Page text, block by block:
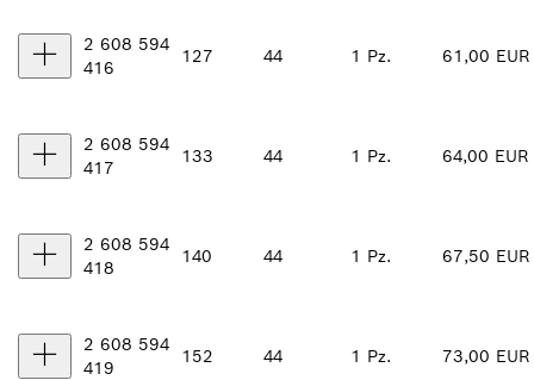
2 608 594
416
127 44 1 Pz. 61,00 EUR
2 608 594
417
133 44 1 Pz. 64,00 EUR
2 608 594
418
140 44 1 Pz. 67,50 EUR
2 608 594
419
152 44 1 Pz. 73,00 EUR